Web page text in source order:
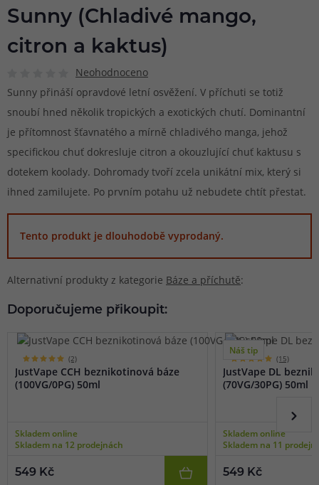
Sunny (Chladivé mango,
citron a kaktus)
Neohodnoceno
Sunny přináší opravdové letní osvěžení. V příchuti se totiž
snoubí hned několik tropických a exotických chutí. Dominantní
je přítomnost šťavnatého a mírně chladivého manga, jehož
specifickou chuť dokresluje citron a okouzlující chuť kaktusu s
dotekem koolady. Dohromady tvoří zcela unikátní mix, který si
ihned zamilujete. Po prvním potahu už nebudete chtít přestat.
Tento produkt je dlouhodobě vyprodaný.
Alternativní produkty z kategorie Báze a příchutě:
Doporučujeme přikoupit:
(2)
JustVape CCH beznikotinová báze
(100VG/0PG) 50ml
Skladem online
Skladem na 12 prodejnách
549 Kč
Náš tip
(15)
JustVape DL
(70VG/30PG) 50ml
Skladem online
Skladem na 11
549 Kč